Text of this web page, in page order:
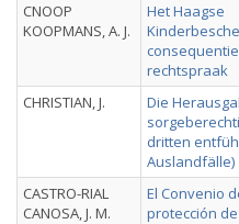
CNOOP
KOOPMANS, A. J.
Het Haagse
rechtspraak
CHRISTIAN, J.
Die
dritten
Auslandfälle)
CASTRO-RIAL
CANOSA, J. M.
El Convenio
protección